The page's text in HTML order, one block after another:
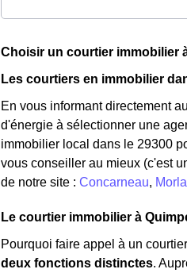
Choisir un courtier immobilier
Les courtiers en immobilier
En vous informant directement
d'énergie à sélectionner une
immobilier local dans le 29300
vous conseiller au mieux (c'est
de notre site : Concarneau,
Le courtier immobilier à
Pourquoi faire appel à un
deux fonctions distinctes.